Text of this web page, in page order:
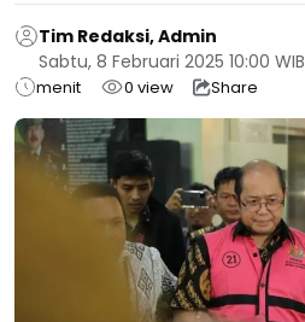
Tim Redaksi, Admin
Sabtu, 8 Februari 2025 10:00 WIB
menit 0 view Share